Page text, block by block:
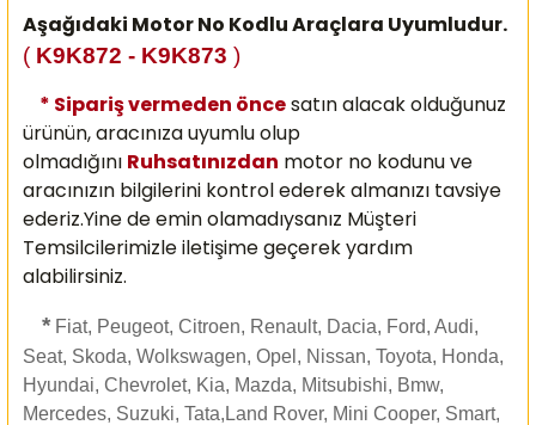
Aşağıdaki Motor No Kodlu Araçlara Uyumludur.
( K9K872 - K9K873 )
* Sipariş vermeden öncesatın alacak olduğunuz
ürünün, aracınıza uyumlu olup
olmadığını Ruhsatınızdan motor no kodunu ve
aracınızın bilgilerini kontrol ederek almanızı tavsiye
ederiz.Yine de emin olamadıysanız Müşteri
Temsilcilerimizle iletişime geçerek yardım
alabilirsiniz.
* Fiat, Peugeot, Citroen, Renault, Dacia, Ford, Audi,
Seat, Skoda, Wolkswagen, Opel, Nissan, Toyota, Honda,
Hyundai, Chevrolet, Kia, Mazda, Mitsubishi, Bmw,
Mercedes, Suzuki, Tata,Land Rover, Mini Cooper, Smart,